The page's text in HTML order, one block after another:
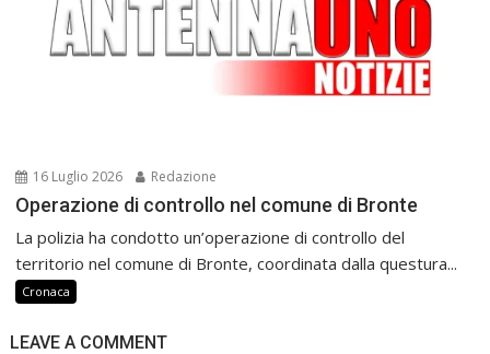
16 Luglio 2026 Redazione
Operazione di controllo nel comune di Bronte
La polizia ha condotto un’operazione di controllo del
territorio nel comune di Bronte, coordinata dalla questura...
Cronaca
LEAVE A COMMENT